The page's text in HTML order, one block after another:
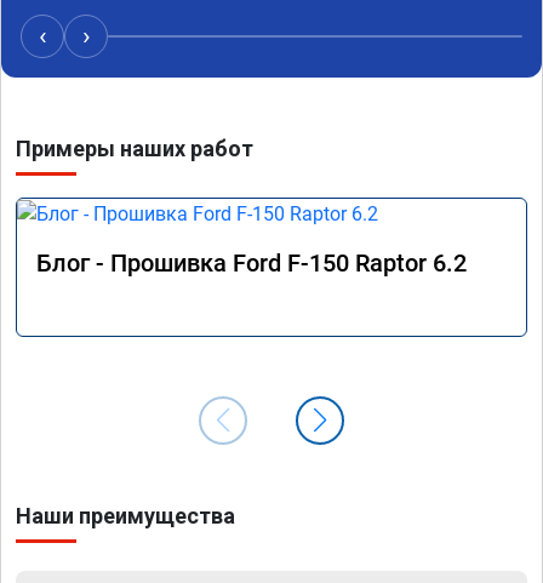
‹ ›
Примеры наших работ
Блог - Прошивка Ford F-150 Raptor 6.2
Наши преимущества